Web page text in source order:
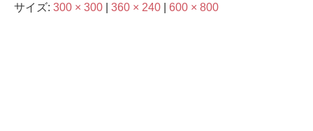
サイズ: 300 × 300 360 × 240 600 × 800